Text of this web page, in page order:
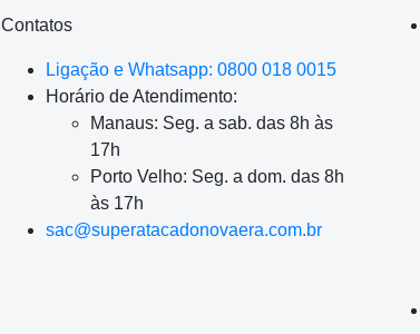
Contatos
Ligação e Whatsapp: 0800 018 0015
Horário de Atendimento:
Manaus: Seg. a sab. das 8h às
17h
Porto Velho: Seg. a dom. das 8h
às 17h
sac@superatacadonovaera.com.br